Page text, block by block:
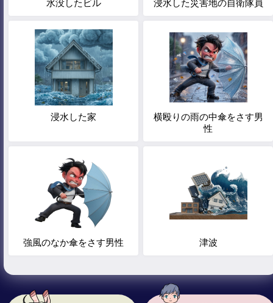
水没したビル 浸水した災害地の自衛隊員
浸水した家
横殴りの雨の中傘をさす男
性
強風のなか傘をさす男性 津波